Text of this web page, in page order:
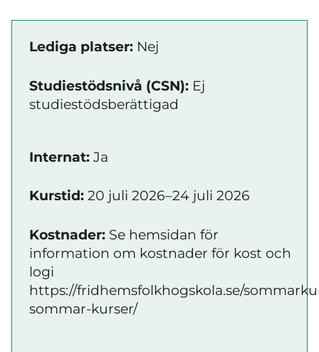
Lediga platser: Nej
Studiestödsnivå (CSN): Ej
studiestödsberättigad
Internat: Ja
Kurstid: 20 juli 2026–24 juli 2026
Kostnader: Se hemsidan för
information om kostnader för kost och
logi
https://fridhemsfolkhogskola.se/
sommar-kurser/